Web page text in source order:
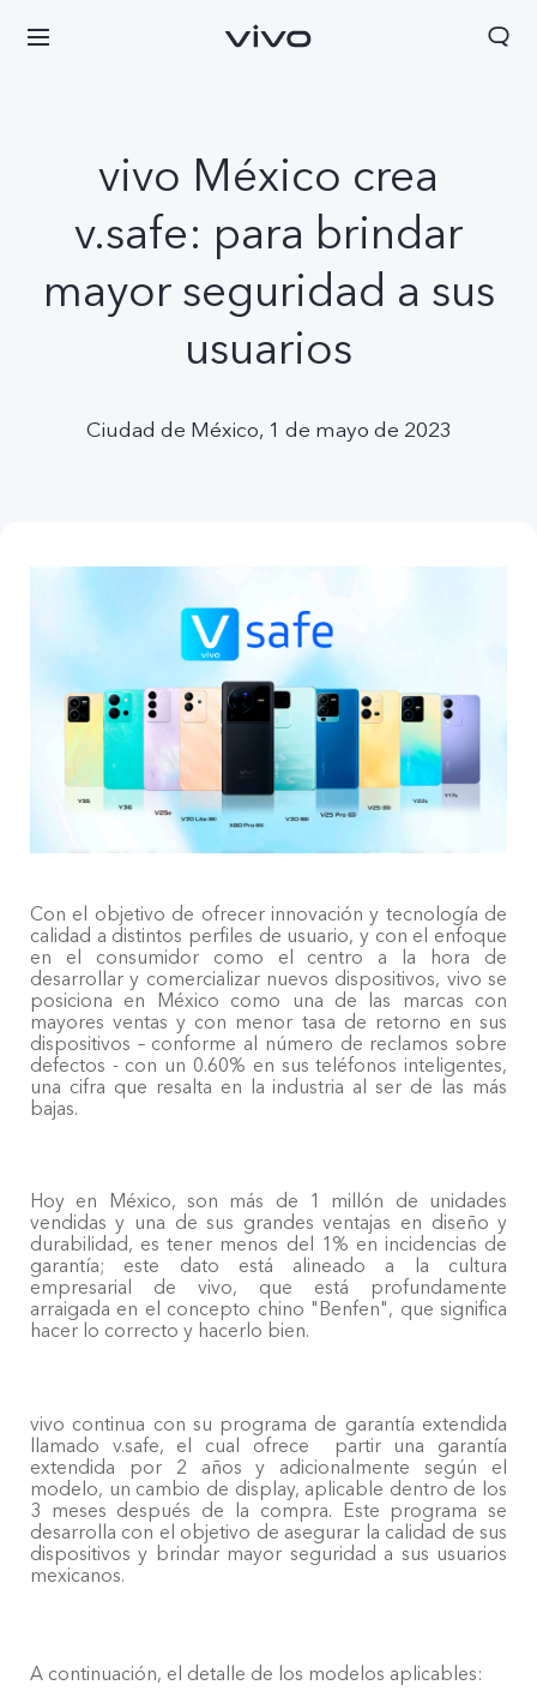
México | Seleccione país/región
vivo México crea
v.safe: para brindar
mayor seguridad a sus
usuarios
Ciudad de México, 1 de mayo de 2023
Con el objetivo de ofrecer innovación y tecnología de
calidad a distintos perfiles de usuario, y con el enfoque
en el consumidor como el centro a la hora de
desarrollar y comercializar nuevos dispositivos, vivo se
posiciona en México como una de las marcas con
mayores ventas y con menor tasa de retorno en sus
dispositivos – conforme al número de reclamos sobre
defectos - con un 0.60% en sus teléfonos inteligentes,
una cifra que resalta en la industria al ser de las más
bajas.
Hoy en México, son más de 1 millón de unidades
vendidas y una de sus grandes ventajas en diseño y
durabilidad, es tener menos del 1% en incidencias de
garantía; este dato está alineado a la cultura
empresarial de vivo, que está profundamente
arraigada en el concepto chino "Benfen", que significa
hacer lo correcto y hacerlo bien.
vivo continua con su programa de garantía extendida
llamado v.safe, el cual ofrece partir una garantía
extendida por 2 años y adicionalmente según el
modelo, un cambio de display, aplicable dentro de los
3 meses después de la compra. Este programa se
desarrolla con el objetivo de asegurar la calidad de sus
dispositivos y brindar mayor seguridad a sus usuarios
mexicanos.
A continuación, el detalle de los modelos aplicables: